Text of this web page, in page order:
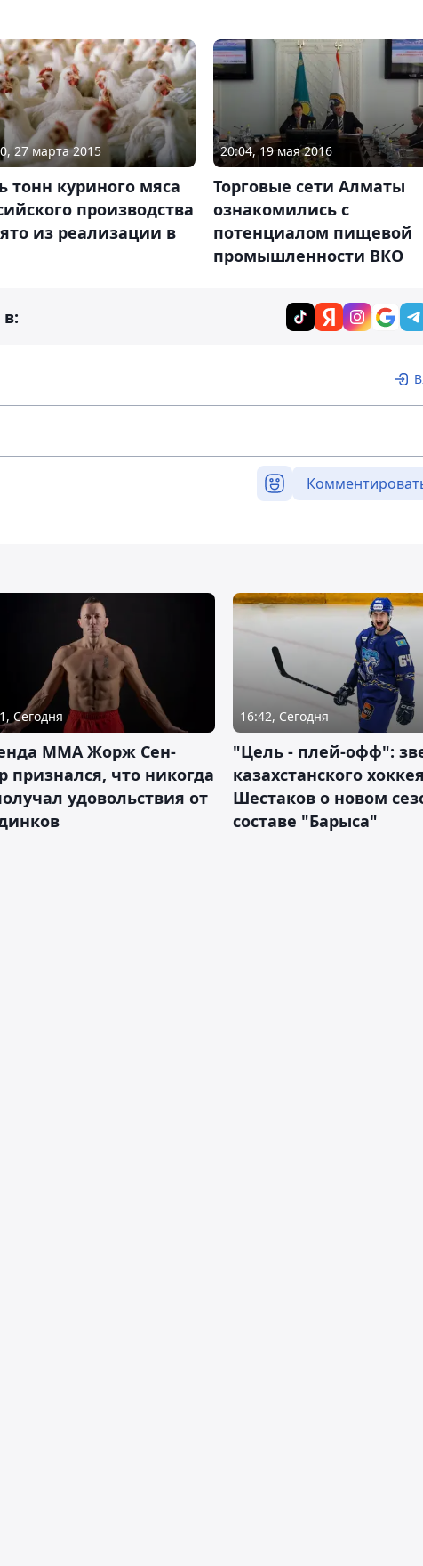
27 марта 2015
тонн куриного мяса
производства
из реализации в
20:04, 19 мая 2016
Торговые сети Алматы
ознакомились с
потенциалом пищевой
промышленности ВКО
Сегодня
ММА Жорж Сен-
признался, что никогда
удовольствия от
16:42, Сегодня
"Цель - плей-офф":
казахстанского хоккея
Шестаков о новом
составе "Барыса"